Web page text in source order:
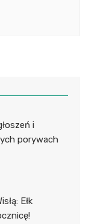
i
porywach
Ełk